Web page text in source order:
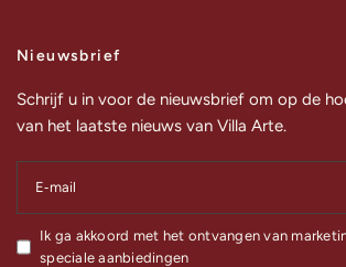
Nieuwsbrief
Schrijf u in voor de nieuwsbrief om op de
van het laatste nieuws van Villa Arte.
E‑mail
Ik ga akkoord met het ontvangen van
speciale aanbiedingen